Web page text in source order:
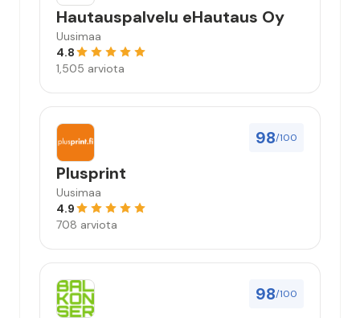
Hautauspalvelu eHautaus Oy
Uusimaa
4.8
1,505 arviota
98/100
Plusprint
Uusimaa
4.9
708 arviota
98/100